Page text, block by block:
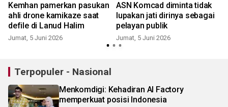
Kemhan pamerkan pasukan
ahli drone kamikaze saat
defile di Lanud Halim
Jumat, 5 Juni 2026
ASN Komcad diminta tidak
lupakan jati dirinya sebagai
pelayan publik
Jumat, 5 Juni 2026
Terpopuler - Nasional
Menkomdigi: Kehadiran AI Factory
memperkuat posisi Indonesia